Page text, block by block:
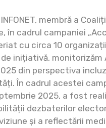
membră a
în cadrul campaniei
cu circa 10
inițiativă, monitorizăm
din perspectiva
În cadrul acestei
2025, a fost
dezbaterilor
și a reflectării